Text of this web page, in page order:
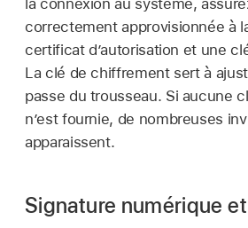
correctement approvisionnée à
certificat d’autorisation et une
La clé de chiffrement sert à
passe du trousseau. Si aucune
n’est fournie, de nombreuses
apparaissent.
Signature numérique